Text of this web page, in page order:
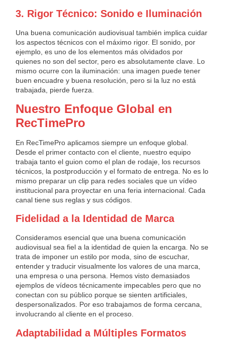
3. Rigor Técnico: Sonido e Iluminación
Una buena comunicación audiovisual también implica cuidar
los aspectos técnicos con el máximo rigor. El sonido, por
ejemplo, es uno de los elementos más olvidados por
quienes no son del sector, pero es absolutamente clave. Lo
mismo ocurre con la iluminación: una imagen puede tener
buen encuadre y buena resolución, pero si la luz no está
trabajada, pierde fuerza.
Nuestro Enfoque Global en
RecTimePro
En RecTimePro aplicamos siempre un enfoque global.
Desde el primer contacto con el cliente, nuestro equipo
trabaja tanto el guion como el plan de rodaje, los recursos
técnicos, la postproducción y el formato de entrega. No es lo
mismo preparar un clip para redes sociales que un vídeo
institucional para proyectar en una feria internacional. Cada
canal tiene sus reglas y sus códigos.
Fidelidad a la Identidad de Marca
Consideramos esencial que una buena comunicación
audiovisual sea fiel a la identidad de quien la encarga. No se
trata de imponer un estilo por moda, sino de escuchar,
entender y traducir visualmente los valores de una marca,
una empresa o una persona. Hemos visto demasiados
ejemplos de vídeos técnicamente impecables pero que no
conectan con su público porque se sienten artificiales,
despersonalizados. Por eso trabajamos de forma cercana,
involucrando al cliente en el proceso.
Adaptabilidad a Múltiples Formatos